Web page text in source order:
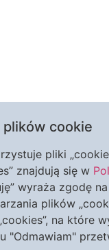
cookie
pliki
znajdują się w
wyraża zgodę
plików
na które
"Odmawiam"